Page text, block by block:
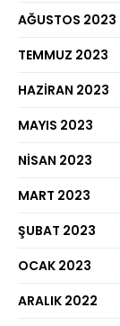
AĞUSTOS 2023
TEMMUZ 2023
HAZIRAN 2023
MAYIS 2023
NISAN 2023
MART 2023
ŞUBAT 2023
OCAK 2023
ARALIK 2022